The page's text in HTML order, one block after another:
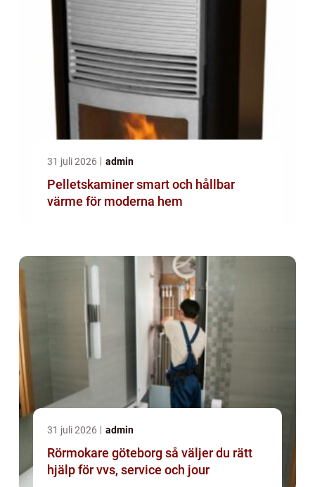
31 juli 2026 admin
Pelletskaminer smart och hållbar
värme för moderna hem
31 juli 2026 admin
Rörmokare göteborg så väljer du rätt
hjälp för vvs, service och jour